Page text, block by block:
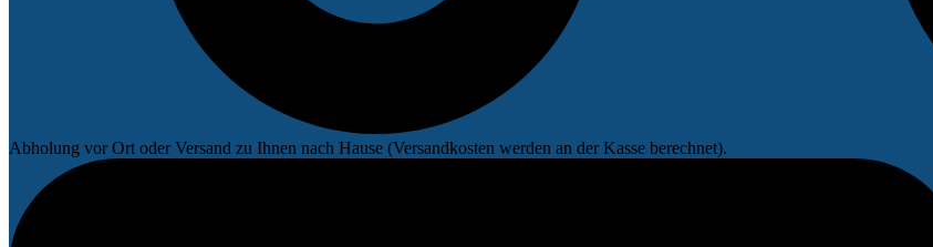
Abholung vor Ort oder Versand zu Ihnen nach Hause (Versandkosten werden an der Kasse berechnet).